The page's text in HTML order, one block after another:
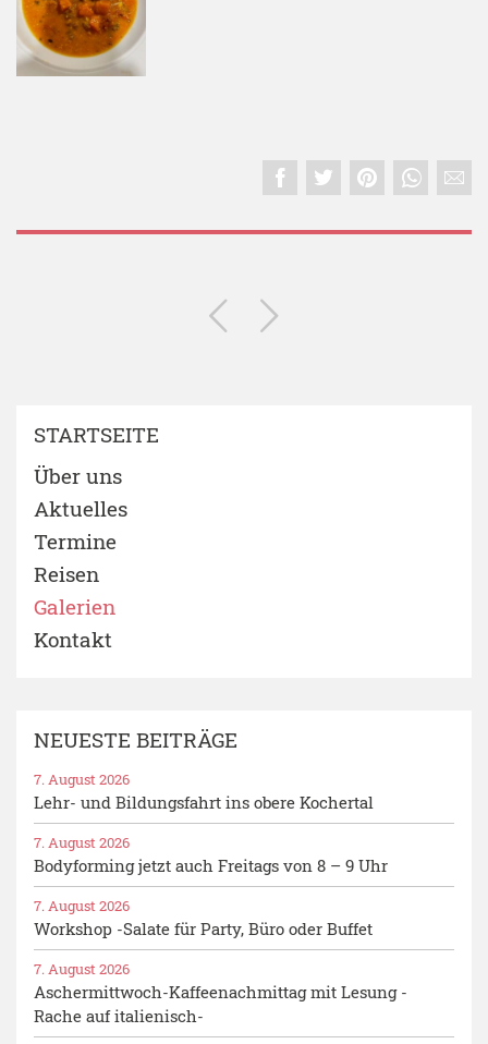
STARTSEITE
Über uns
Aktuelles
Termine
Reisen
Galerien
Kontakt
NEUESTE BEITRÄGE
Lehr- und Bildungsfahrt ins obere Kochertal
7. August 2026
Bodyforming jetzt auch Freitags von 8 – 9 Uhr
7. August 2026
Workshop -Salate für Party, Büro oder Buffet
7. August 2026
Aschermittwoch-Kaffeenachmittag mit Lesung -
Rache auf italienisch-
7. August 2026